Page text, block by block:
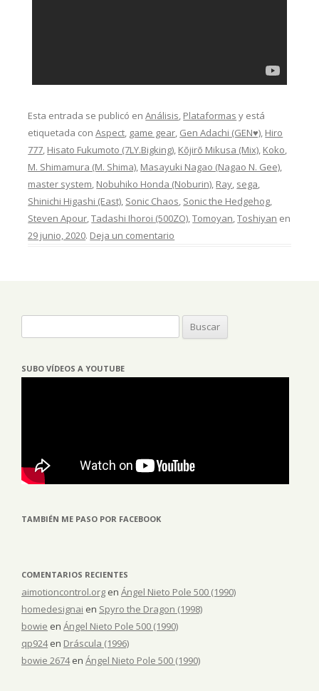
Esta entrada se publicó enAnálisis, Plataformas y está
etiquetada conAspect, game gear, Gen Adachi (GEN♥), Hiro
777, Hisato Fukumoto (7LY.Bigking), Kōjirō Mikusa (Mix), Koko,
M. Shimamura (M. Shima), Masayuki Nagao (Nagao N. Gee),
master system, Nobuhiko Honda (Noburin), Ray, sega,
Shinichi Higashi (East), Sonic Chaos, Sonic the Hedgehog,
Steven Apour,Tadashi Ihoroi (500ZO),Tomoyan,Toshiyan en
29 junio, 2020. Deja un comentario
SUBO VÍDEOS A YOUTUBE
TAMBIÉN ME PASO POR FACEBOOK
COMENTARIOS RECIENTES
aimotioncontrol.org en Ángel Nieto Pole 500 (1990)
homedesignai en Spyro the Dragon (1998)
bowie en Ángel Nieto Pole 500 (1990)
qp924en Dráscula (1996)
bowie 2674en Ángel Nieto Pole 500 (1990)